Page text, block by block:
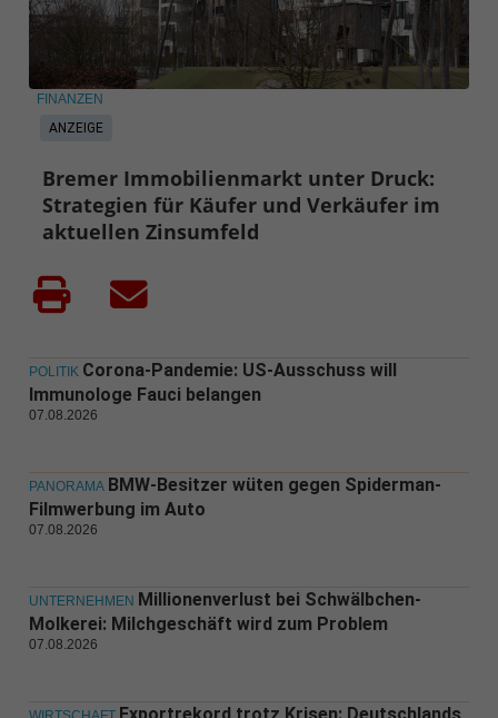
ANZEIGE
FINANZEN
Bremer Immobilienmarkt unter Druck:
Strategien für Käufer und Verkäufer im
aktuellen Zinsumfeld
POLITIK Corona-Pandemie: US-Ausschuss will
Immunologe Fauci belangen
07.08.2026
PANORAMA BMW-Besitzer wüten gegen Spiderman-
Filmwerbung im Auto
07.08.2026
UNTERNEHMEN Millionenverlust bei Schwälbchen-
Molkerei: Milchgeschäft wird zum Problem
07.08.2026